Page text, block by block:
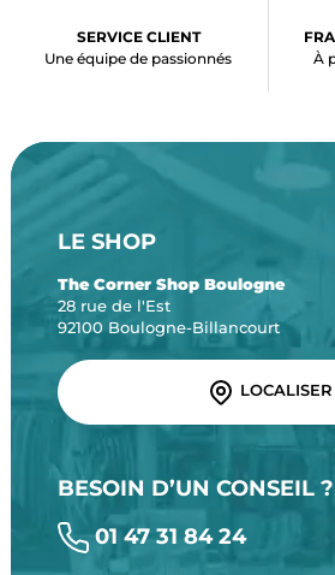
SERVICE CLIENT
Une équipe de passionnés
À
LE SHOP
The Corner Shop Boulogne
28 rue de l'Est
92100 Boulogne-Billancourt
LOCALISER
BESOIN D’UN CONSEIL ?
01 47 31 84 24